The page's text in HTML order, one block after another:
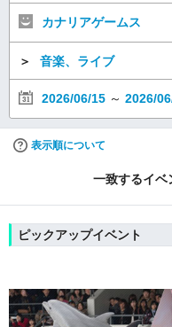
カナリアゲームス
＞ 音楽、ライブ
2026/06/15 ～ 2026/
表示順について
一致するイベ
ピックアップイベント